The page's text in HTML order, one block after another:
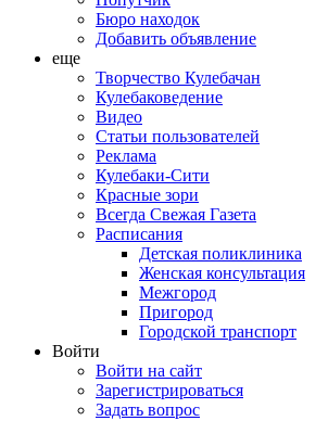
Бюро находок
Добавить объявление
еще
Творчество Кулебачан
Кулебаковедение
Видео
Статьи пользователей
Реклама
Кулебаки-Сити
Красные зори
Всегда Свежая Газета
Расписания
Детская поликлиника
Женская консультация
Межгород
Пригород
Городской транспорт
Войти
Войти на сайт
Зарегистрироваться
Задать вопрос